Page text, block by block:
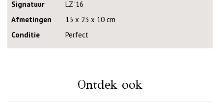
Signatuur
LZ '16
Afmetingen
13 x 23 x 10 cm
Conditie
Perfect
Ontdek ook